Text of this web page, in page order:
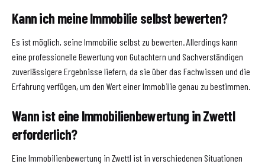
Kann ich meine Immobilie selbst bewerten?
Es ist möglich, seine Immobilie selbst zu bewerten. Allerdings kann
eine professionelle Bewertung von Gutachtern und Sachverständigen
zuverlässigere Ergebnisse liefern, da sie über das Fachwissen und die
Erfahrung verfügen, um den Wert einer Immobilie genau zu bestimmen.
Wann ist eine Immobilienbewertung in Zwettl
erforderlich?
Eine Immobilienbewertung in Zwettl ist in verschiedenen Situationen